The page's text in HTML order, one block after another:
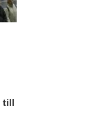
till